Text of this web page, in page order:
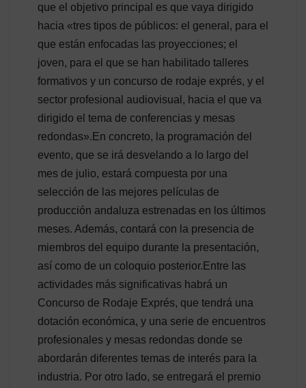
que el objetivo principal es que vaya dirigido
hacia «tres tipos de públicos: el general, para el
que están enfocadas las proyecciones; el
joven, para el que se han habilitado talleres
formativos y un concurso de rodaje exprés, y el
sector profesional audiovisual, hacia el que va
dirigido el tema de conferencias y mesas
redondas».En concreto, la programación del
evento, que se irá desvelando a lo largo del
mes de julio, estará compuesta por una
selección de las mejores películas de
producción andaluza estrenadas en los últimos
meses. Además, contará con la presencia de
miembros del equipo durante la presentación,
así como de un coloquio posterior.Entre las
actividades más significativas habrá un
Concurso de Rodaje Exprés, que tendrá una
dotación económica, y una serie de encuentros
profesionales y mesas redondas donde se
abordarán diferentes temas de interés para la
industria. Por otro lado, se entregará el premio